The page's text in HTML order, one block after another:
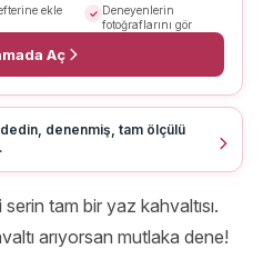
ekle
Deneyenlerin
fotoğraflarını gör
Aç
denenmiş, tam ölçülü
tam bir yaz kahvaltısı.
arıyorsan mutlaka dene!